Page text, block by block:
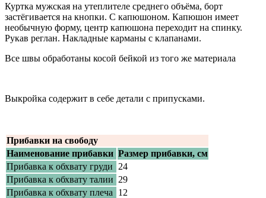
Куртка мужская на утеплителе среднего объёма, борт
застёгивается на кнопки. С капюшоном. Капюшон имеет
необычную форму, центр капюшона переходит на спинку.
Рукав реглан. Накладные карманы с клапанами.
Все швы обработаны косой бейкой из того же материала
Выкройка содержит в себе детали с припусками.
Прибавки на свободу
Наименование прибавки Размер прибавки, см
Прибавка к обхвату груди
24
Прибавка к обхвату талии 29
Прибавка к обхвату плеча
12